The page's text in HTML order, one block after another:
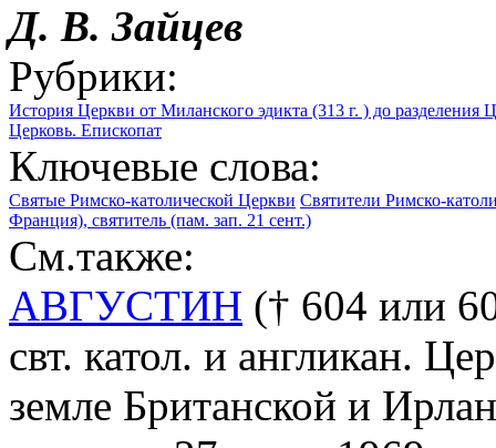
Д. В. Зайцев
Рубрики:
История Церкви от Миланского эдикта (313 г. ) до разделения
Церковь. Епископат
Ключевые слова:
Святые Римско-католической Церкви Святители Римско-
Франция), святитель (пам. зап. 21 сент.)
См.также:
АВГУСТИН († 604 или
свт. катол. и англикан.
земле Британской и